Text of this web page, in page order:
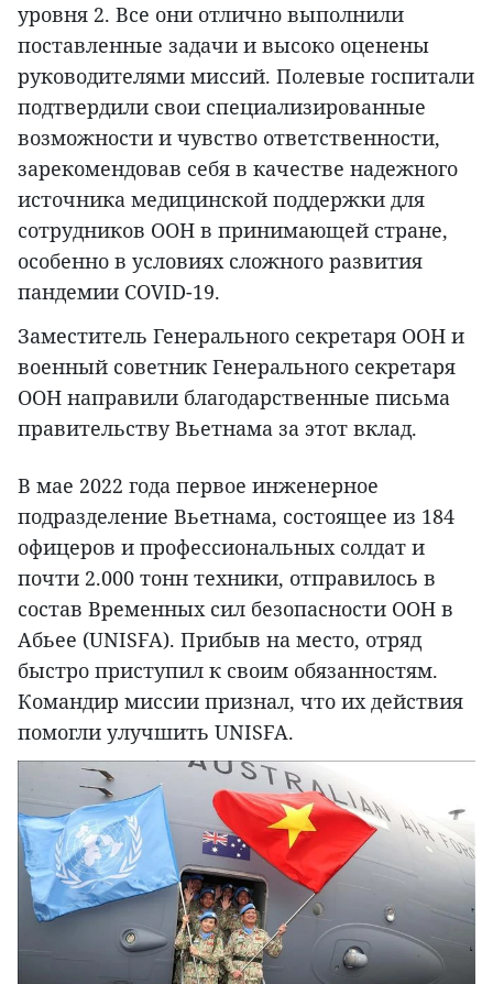
уровня 2. Все они отлично выполнили
поставленные задачи и высоко оценены
руководителями миссий. Полевые госпитали
подтвердили свои специализированные
возможности и чувство ответственности,
зарекомендовав себя в качестве надежного
источника медицинской поддержки для
сотрудников ООН в принимающей стране,
особенно в условиях сложного развития
пандемии COVID-19.
Заместитель Генерального секретаря ООН и
военный советник Генерального секретаря
ООН направили благодарственные письма
правительству Вьетнама за этот вклад.
В мае 2022 года первое инженерное
подразделение Вьетнама, состоящее из 184
офицеров и профессиональных солдат и
почти 2.000 тонн техники, отправилось в
состав Временных сил безопасности ООН в
Абьее (UNISFA). Прибыв на место, отряд
быстро приступил к своим обязанностям.
Командир миссии признал, что их действия
помогли улучшить UNISFA.